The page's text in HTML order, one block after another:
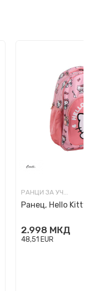
РАНЦИ ЗА УЧИЛИШТЕ
Ранец, Hello
2.998 МКД
48,51 EUR